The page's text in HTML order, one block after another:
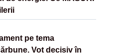
pe tema
Vot decisiv în